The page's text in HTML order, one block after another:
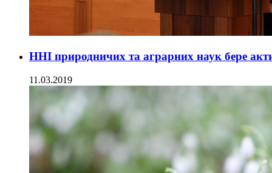
ННІ природничих та аграрних наук бере
11.03.2019